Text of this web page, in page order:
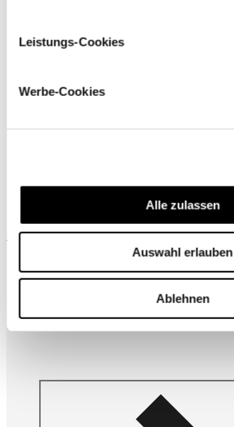
Leistungs-Cookies
Werbe-Cookies
Alle zulassen
Auswahl erlauben
Ablehnen
Wird oft zusammen gekauft